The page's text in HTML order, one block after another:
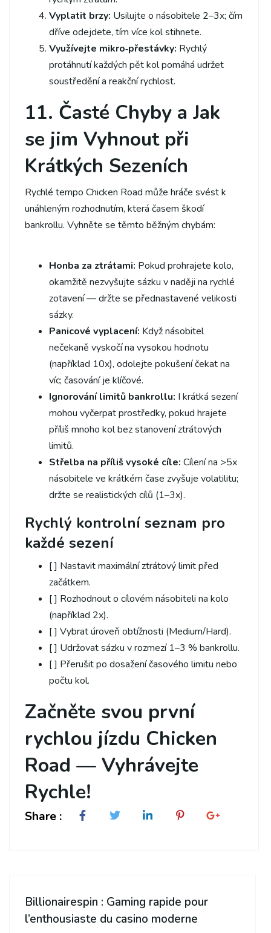
Vyplatit brzy: Usilujte o násobitele 2–3x; čím
dříve odejdete, tím více kol stihnete.
Využívejte mikro‑přestávky: Rychlý
protáhnutí každých pět kol pomáhá udržet
soustředění a reakční rychlost.
11. Časté Chyby a Jak
se jim Vyhnout při
Krátkých Sezeních
Rychlé tempo Chicken Road může hráče svést k
unáhleným rozhodnutím, která časem škodí
bankrollu. Vyhněte se těmto běžným chybám:
Honba za ztrátami: Pokud prohrajete kolo,
okamžitě nezvyšujte sázku v naději na rychlé
zotavení — držte se přednastavené velikosti
sázky.
Panicové vyplacení: Když násobitel
nečekaně vyskočí na vysokou hodnotu
(například 10x), odolejte pokušení čekat na
víc; časování je klíčové.
Ignorování limitů bankrollu: I krátká sezení
mohou vyčerpat prostředky, pokud hrajete
příliš mnoho kol bez stanovení ztrátových
limitů.
Střelba na příliš vysoké cíle: Cílení na >5x
násobitele ve krátkém čase zvyšuje volatilitu;
držte se realistických cílů (1–3x).
Rychlý kontrolní seznam pro
každé sezení
[ ] Nastavit maximální ztrátový limit před
začátkem.
[ ] Rozhodnout o cílovém násobiteli na kolo
(například 2x).
[ ] Vybrat úroveň obtížnosti (Medium/Hard).
[ ] Udržovat sázku v rozmezí 1–3 % bankrollu.
[ ] Přerušit po dosažení časového limitu nebo
počtu kol.
Začněte svou první
rychlou jízdu Chicken
Road — Vyhrávejte
Rychle!
Share :
Billionairespin : Gaming rapide pour
l’enthousiaste du casino moderne